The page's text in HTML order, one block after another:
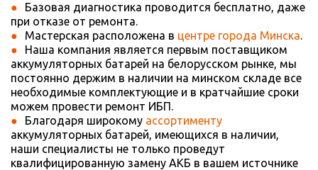
Базовая диагностика проводится бесплатно, даже
при отказе от ремонта.
Мастерская расположена в центре города Минска.
Наша компания является первым поставщиком
аккумуляторных батарей на белорусском рынке, мы
постоянно держим в наличии на минском складе все
необходимые комплектующие и в кратчайшие сроки
можем провести ремонт ИБП.
Благодаря широкому ассортименту
аккумуляторных батарей, имеющихся в наличии,
наши специалисты не только проведут
квалифицированную замену АКБ в вашем источнике